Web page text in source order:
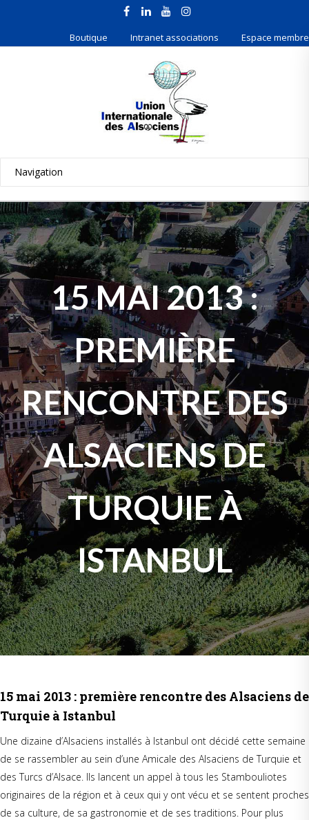
Boutique Intranet associations Espace membre
15 MAI 2013 :
PREMIÈRE
RENCONTRE DES
ALSACIENS DE
TURQUIE À
ISTANBUL
15 mai 2013 : première rencontre des Alsaciens de
Turquie à Istanbul
Une dizaine d’Alsaciens installés à Istanbul ont décidé cette semaine
de se rassembler au sein d’une Amicale des Alsaciens de Turquie et
des Turcs d’Alsace. Ils lancent un appel à tous les Stambouliotes
originaires de la région et à ceux qui y ont vécu et se sentent proches
de sa culture, de sa gastronomie et de ses traditions. Pour plus